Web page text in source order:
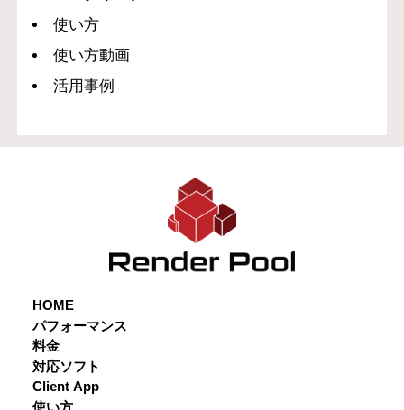
使い方
使い方動画
活用事例
HOME
パフォーマンス
料金
対応ソフト
Client App
使い方